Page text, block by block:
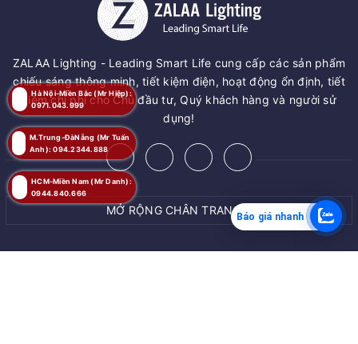
ZALAA Lighting - Leading Smart Life cung cấp các sản phẩm
chiếu sáng thông minh, tiết kiệm điện, hoạt động ổn định, tiết
kiệm chi phí cho Chủ đầu tư, Quý khách hàng và người sử
dụng!
MỞ RỘNG CHÂN TRANG
HCM-Miền Nam (Mr Danh):
0944.840.666
Hà Nội-Miền Bắc (Mr Hiệp):
0971.043.999
M.Trung-ĐàNẵng (Mr Tuấn
Anh): 094.2344.888
Báo giá nhanh